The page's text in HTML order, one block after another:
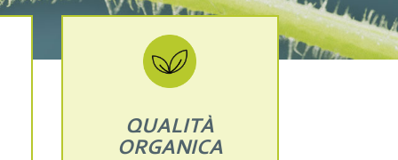
QUALITÀ
ORGANICA